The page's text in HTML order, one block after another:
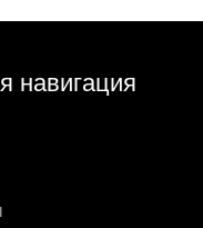
навигация